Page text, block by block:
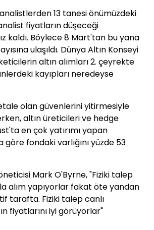
13 tanesi önümüzdeki
fiyatların düşeceği
kaldı. Böylece 8 Mart'tan bu yana
ulaşıldı. Dünya Altın Konseyi
altın alımları 2. çeyrekte
kayıpları neredeyse
olan güvenlerini yitirmesiyle
altın üreticileri ve hedge
en çok yatırımı yapan
fondaki varlığını yüzde 53
Mark O'Byrne, "Fiziki talep
alım yapıyorlar fakat öte yandan
tarafta. Fiziki talep canlı
fiyatlarını iyi görüyorlar"